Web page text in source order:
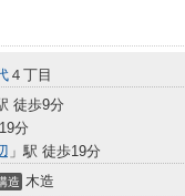
４丁目
徒歩9分
分
」駅 徒歩19分
造 木造